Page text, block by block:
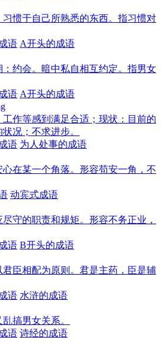
习惯于自己所熟悉的东西。指习惯对
语 A开头的成语
：约会。暗中私自相互约定。指男女
语 A开头的成语
作等感到满足合适；现状：目前的
况；不求进步。
语 为人处事的成语
心在某一个角落。形容苟安一角，不
动宾式成语
守的职责和规矩。形容不务正业，
语 B开头的成语
君臣相配为原则。君是主药，臣是辅
语 水浒的成语
搞男女关系。
语 诗经的成语